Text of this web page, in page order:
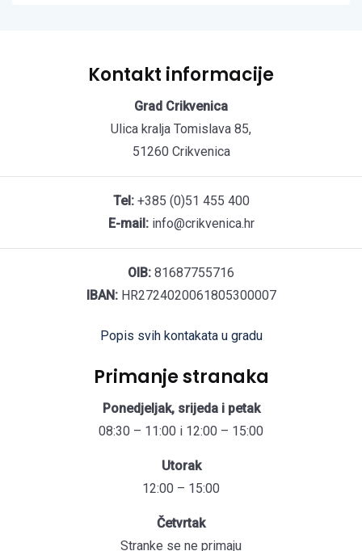
Kontakt informacije
Grad Crikvenica
Ulica kralja Tomislava 85,
51260 Crikvenica
Tel:+385 (0)51 455 400
E-mail:info@crikvenica.hr
OIB: 81687755716
IBAN:HR2724020061805300007
Popis svih kontakata u gradu
Primanje stranaka
Ponedjeljak, srijeda i petak
08:30 – 11:00 i 12:00 – 15:00
Utorak
12:00 – 15:00
Četvrtak
Stranke se ne primaju